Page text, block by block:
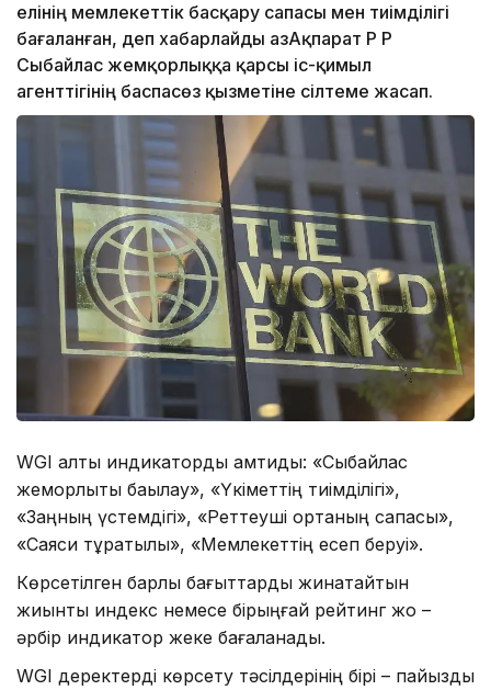
елінің мемлекеттік басқару сапасы мен тиімділігі
бағаланған, деп хабарлайды ҚазАқпарат ҚР ҚР
Сыбайлас жемқорлыққа қарсы іс-қимыл
агенттігінің баспасөз қызметіне сілтеме жасап.
WGI алты индикаторды қамтиды: «Сыбайлас
жемқорлықты бақылау», «Үкіметтің тиімділігі»,
«Заңның үстемдігі», «Реттеуші ортаның сапасы»,
«Саяси тұрақтылық», «Мемлекеттің есеп беруі».
Көрсетілген барлық бағыттарды жинақтайтын
жиынтық индекс немесе бірыңғай рейтинг жоқ –
әрбір индикатор жеке бағаланады.
WGI деректерді көрсету тәсілдерінің бірі – пайыздық